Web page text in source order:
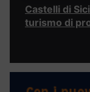
Castelli di
turismo di